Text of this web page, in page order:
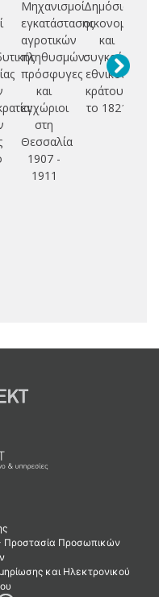
Μηχανισμοί
εγκατάστασης
αγροτικών
πληθυσμών:
πρόσφυγες
και
εγχώριοι
στη
Θεσσαλία
1907 -
1911
Δημόσια
οικονομικά
και
συγκρότηση
εθνικού
κράτους
το 1821